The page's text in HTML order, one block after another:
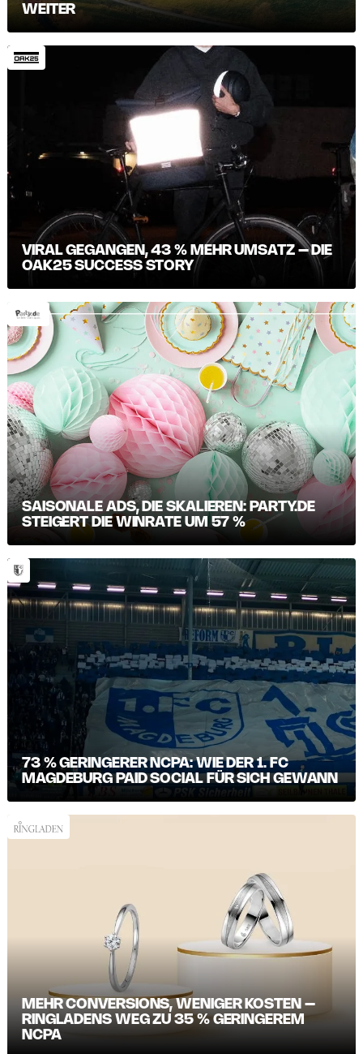
WEITER
VIRAL GEGANGEN, 43 % MEHR UMSATZ – DIE
OAK25 SUCCESS STORY
SAISONALE ADS, DIE SKALIEREN: PARTY.DE
STEIGERT DIE WINRATE UM 57 %
73 % GERINGERER NCPA: WIE DER 1. FC
MAGDEBURG PAID SOCIAL FÜR SICH GEWANN
MEHR CONVERSIONS, WENIGER KOSTEN –
RINGLADENS WEG ZU 35 % GERINGEREM
NCPA